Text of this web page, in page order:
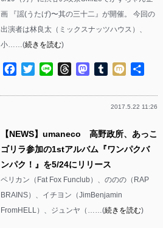
画 『謡(うたげ)〜其の三十二』が開催。 今回の
出演者は林良太（ミックスナッツハウス）、
小……(続きを読む)
Facebook
TwitterLine ThreadsMastodon
Tumblr
Mixi
2017.5.22 11:26
【NEWS】umaneco 高野政所、あっこ
ゴリラ参加の1stアルバム『ワンパクバ
ンパク！』を5/24にリリース
ペリカン（Fat Fox Funclub）、ののの（RAP
BRAINS）、イチヨン（JimBenjamin
FromHELL）、ジュンヤ（……(続きを読む)